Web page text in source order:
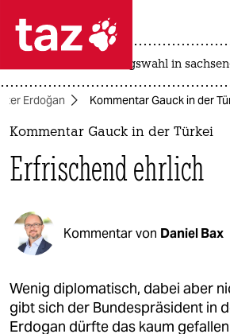
 taz zahl ich
taz zahl ich
politik
öko
gesellschaft
kultur
sport
landtagswahl in
Erdoğan Kommentar Gauck in der
Kommentar Gauck in der Türkei
Erfrischend ehrlich
Kommentar von Daniel Bax
Wenig diplomatisch, dabei aber
gibt sich der Bundespräsident in
Erdogan dürfte das kaum